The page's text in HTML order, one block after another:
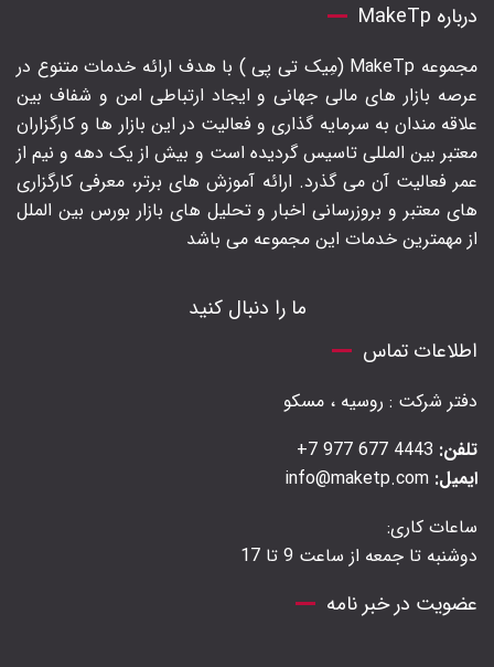
درباره MakeTp
مجموعه MakeTp (مِیک تی پی ) با هدف ارائه خدمات متنوع در
عرصه بازار های مالی جهانی و ایجاد ارتباطی امن و شفاف بین
علاقه مندان به سرمایه گذاری و فعالیت در این بازار ها و کارگزاران
معتبر بین المللی تاسیس گردیده است و بیش از یک دهه و نیم از
عمر فعالیت آن می گذرد. ارائه آموزش های برتر‍، معرفی کارگزاری
های معتبر و بروزرسانی اخبار و تحلیل های بازار بورس بین الملل
از مهمترین خدمات این مجموعه می باشد
ما را دنبال کنید
اطلاعات تماس
دفتر شرکت : روسیه ، مسکو
تلفن:
ایمیل:
ساعات کاری:
دوشنبه تا جمعه از ساعت 9 تا 17
عضویت در خبر نامه